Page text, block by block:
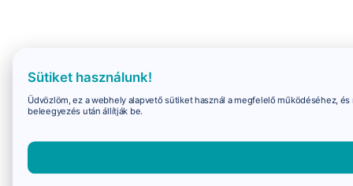
Sütiket használunk!
Üdvözlöm, ez a webhely alapvető sütiket használ a megfelelő működéséhez,
beleegyezés után állítják be.